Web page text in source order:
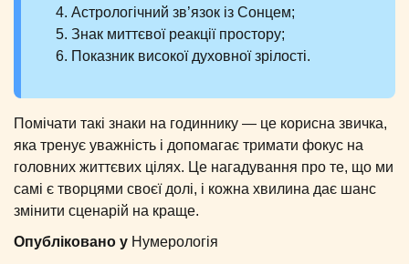
Астрологічний зв’язок із Сонцем;
Знак миттєвої реакції простору;
Показник високої духовної зрілості.
Помічати такі знаки на годиннику — це корисна звичка,
яка тренує уважність і допомагає тримати фокус на
головних життєвих цілях. Це нагадування про те, що ми
самі є творцями своєї долі, і кожна хвилина дає шанс
змінити сценарій на краще.
Опубліковано у Нумерологія